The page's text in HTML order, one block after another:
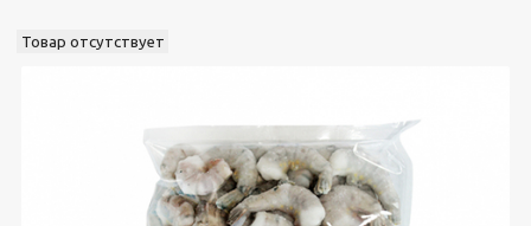
Товар отсутствует